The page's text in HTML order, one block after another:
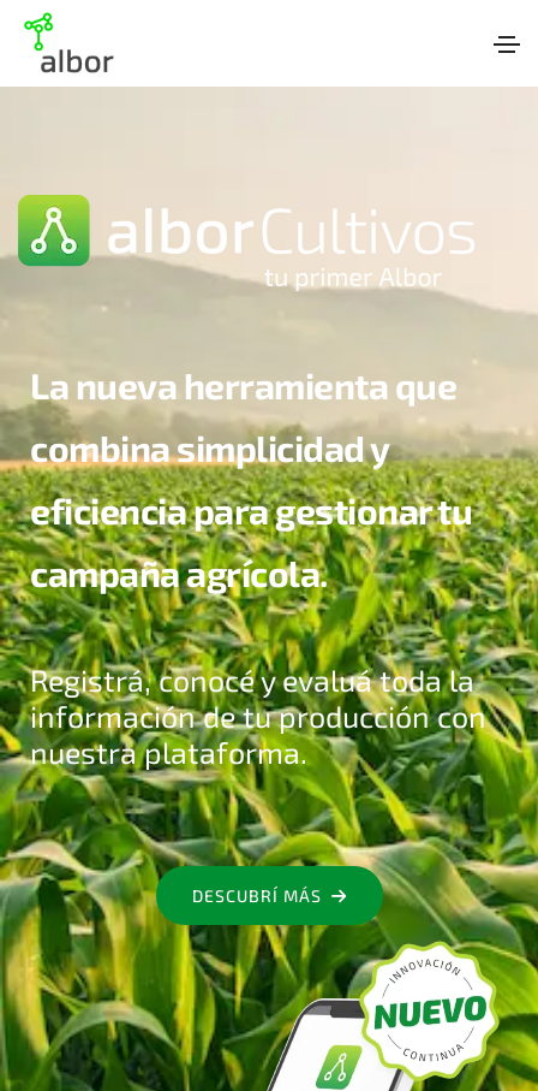
La nueva herramienta que
combina simplicidad y
eficiencia para gestionar tu
campaña agrícola.
Registrá, conocé y evaluá toda la
información de tu producción con
nuestra plataforma.
DESCUBRÍ MÁS